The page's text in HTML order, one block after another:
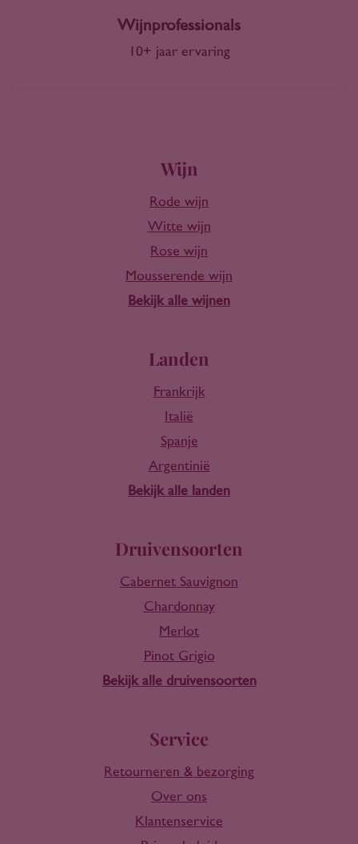
Wijnprofessionals
10+ jaar ervaring
Wijn
Rode wijn
Witte wijn
Rose wijn
Mousserende wijn
Bekijk alle wijnen
Landen
Frankrijk
Italië
Spanje
Argentinië
Bekijk alle landen
Druivensoorten
Cabernet Sauvignon
Chardonnay
Merlot
Pinot Grigio
Bekijk alle druivensoorten
Service
Retourneren & bezorging
Over ons
Klantenservice